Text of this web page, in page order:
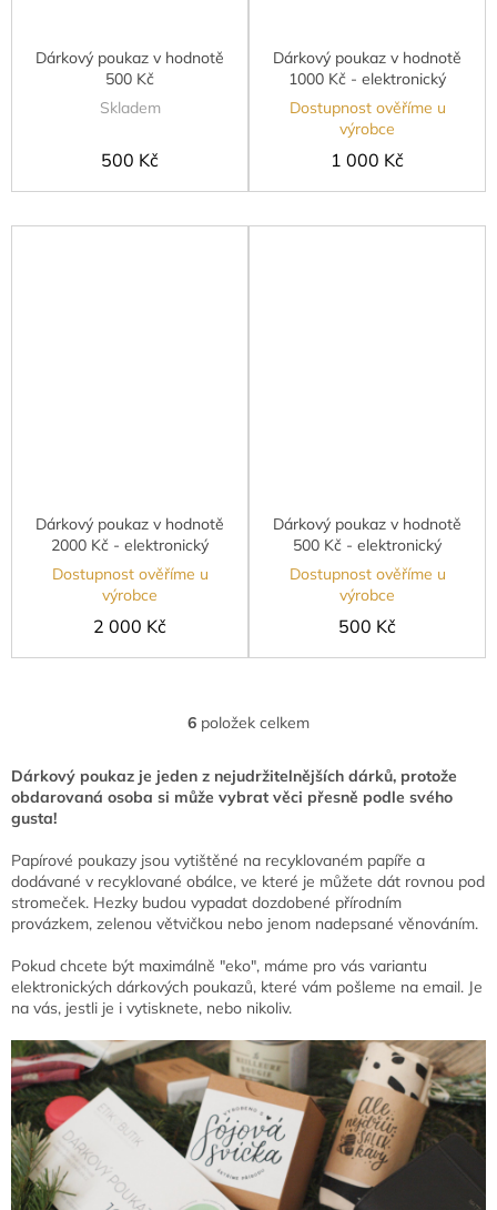
Dárkový poukaz v hodnotě
500 Kč
Skladem
500 Kč
Dárkový poukaz v hodnotě
1000 Kč - elektronický
Dostupnost ověříme u
výrobce
1 000 Kč
Dárkový poukaz v hodnotě
2000 Kč - elektronický
Dostupnost ověříme u
výrobce
2 000 Kč
Dárkový poukaz v hodnotě
500 Kč - elektronický
Dostupnost ověříme u
výrobce
500 Kč
O
l
á
a
c
í
p
v
k
v
ý
p
i
s
u
6 položek celkem
Dárkový poukaz je jeden z nejudržitelnějších dárků, protože
obdarovaná osoba si může vybrat věci přesně podle svého
gusta!
Papírové poukazy jsou vytištěné na recyklovaném papíře a
dodávané v recyklované obálce, ve které je můžete dát rovnou pod
stromeček. Hezky budou vypadat dozdobené přírodním
provázkem, zelenou větvičkou nebo jenom nadepsané věnováním.
Pokud chcete být maximálně "eko", máme pro vás variantu
elektronických dárkových poukazů, které vám pošleme na email. Je
na vás, jestli je i vytisknete, nebo nikoliv.